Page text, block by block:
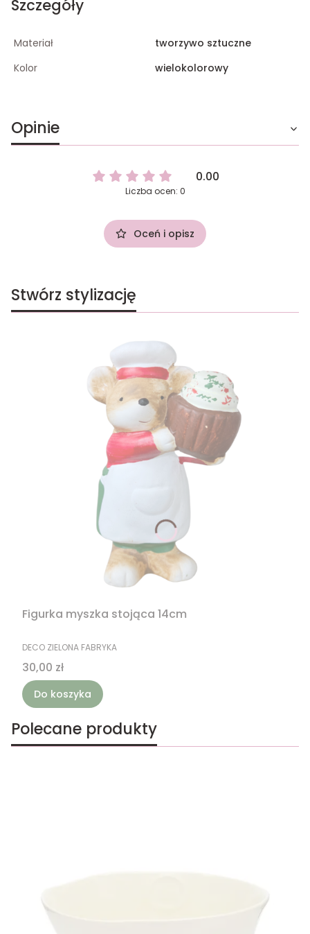
Szczegóły
Materiał
tworzywo sztuczne
Kolor
wielokolorowy
Opinie
0.00
Liczba ocen: 0
Oceń i opisz
Stwórz stylizację
Figurka myszka stojąca 14cm
PRODUCENT
DECO ZIELONA FABRYKA
Cena
30,00 zł
Do koszyka
Polecane produkty